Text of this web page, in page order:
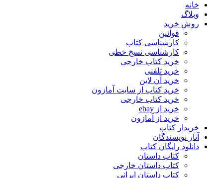
خانه
وبلاگ
روش خرید
قوانین
کارشناسی کتاب
کارشناسی نسخ خطی
خرید کتاب خارجی
خرید تلفنی
خرید آن لاین
خرید کتاب از سایت آمازون
خرید کتاب خارجی
خرید از ebay
خرید از آمازون
خریدار کتاب
آثار نویسندگان
دانلود رایگان کتاب
کتاب داستان
کتاب داستان خارجی
کتاب داستان ایرانی